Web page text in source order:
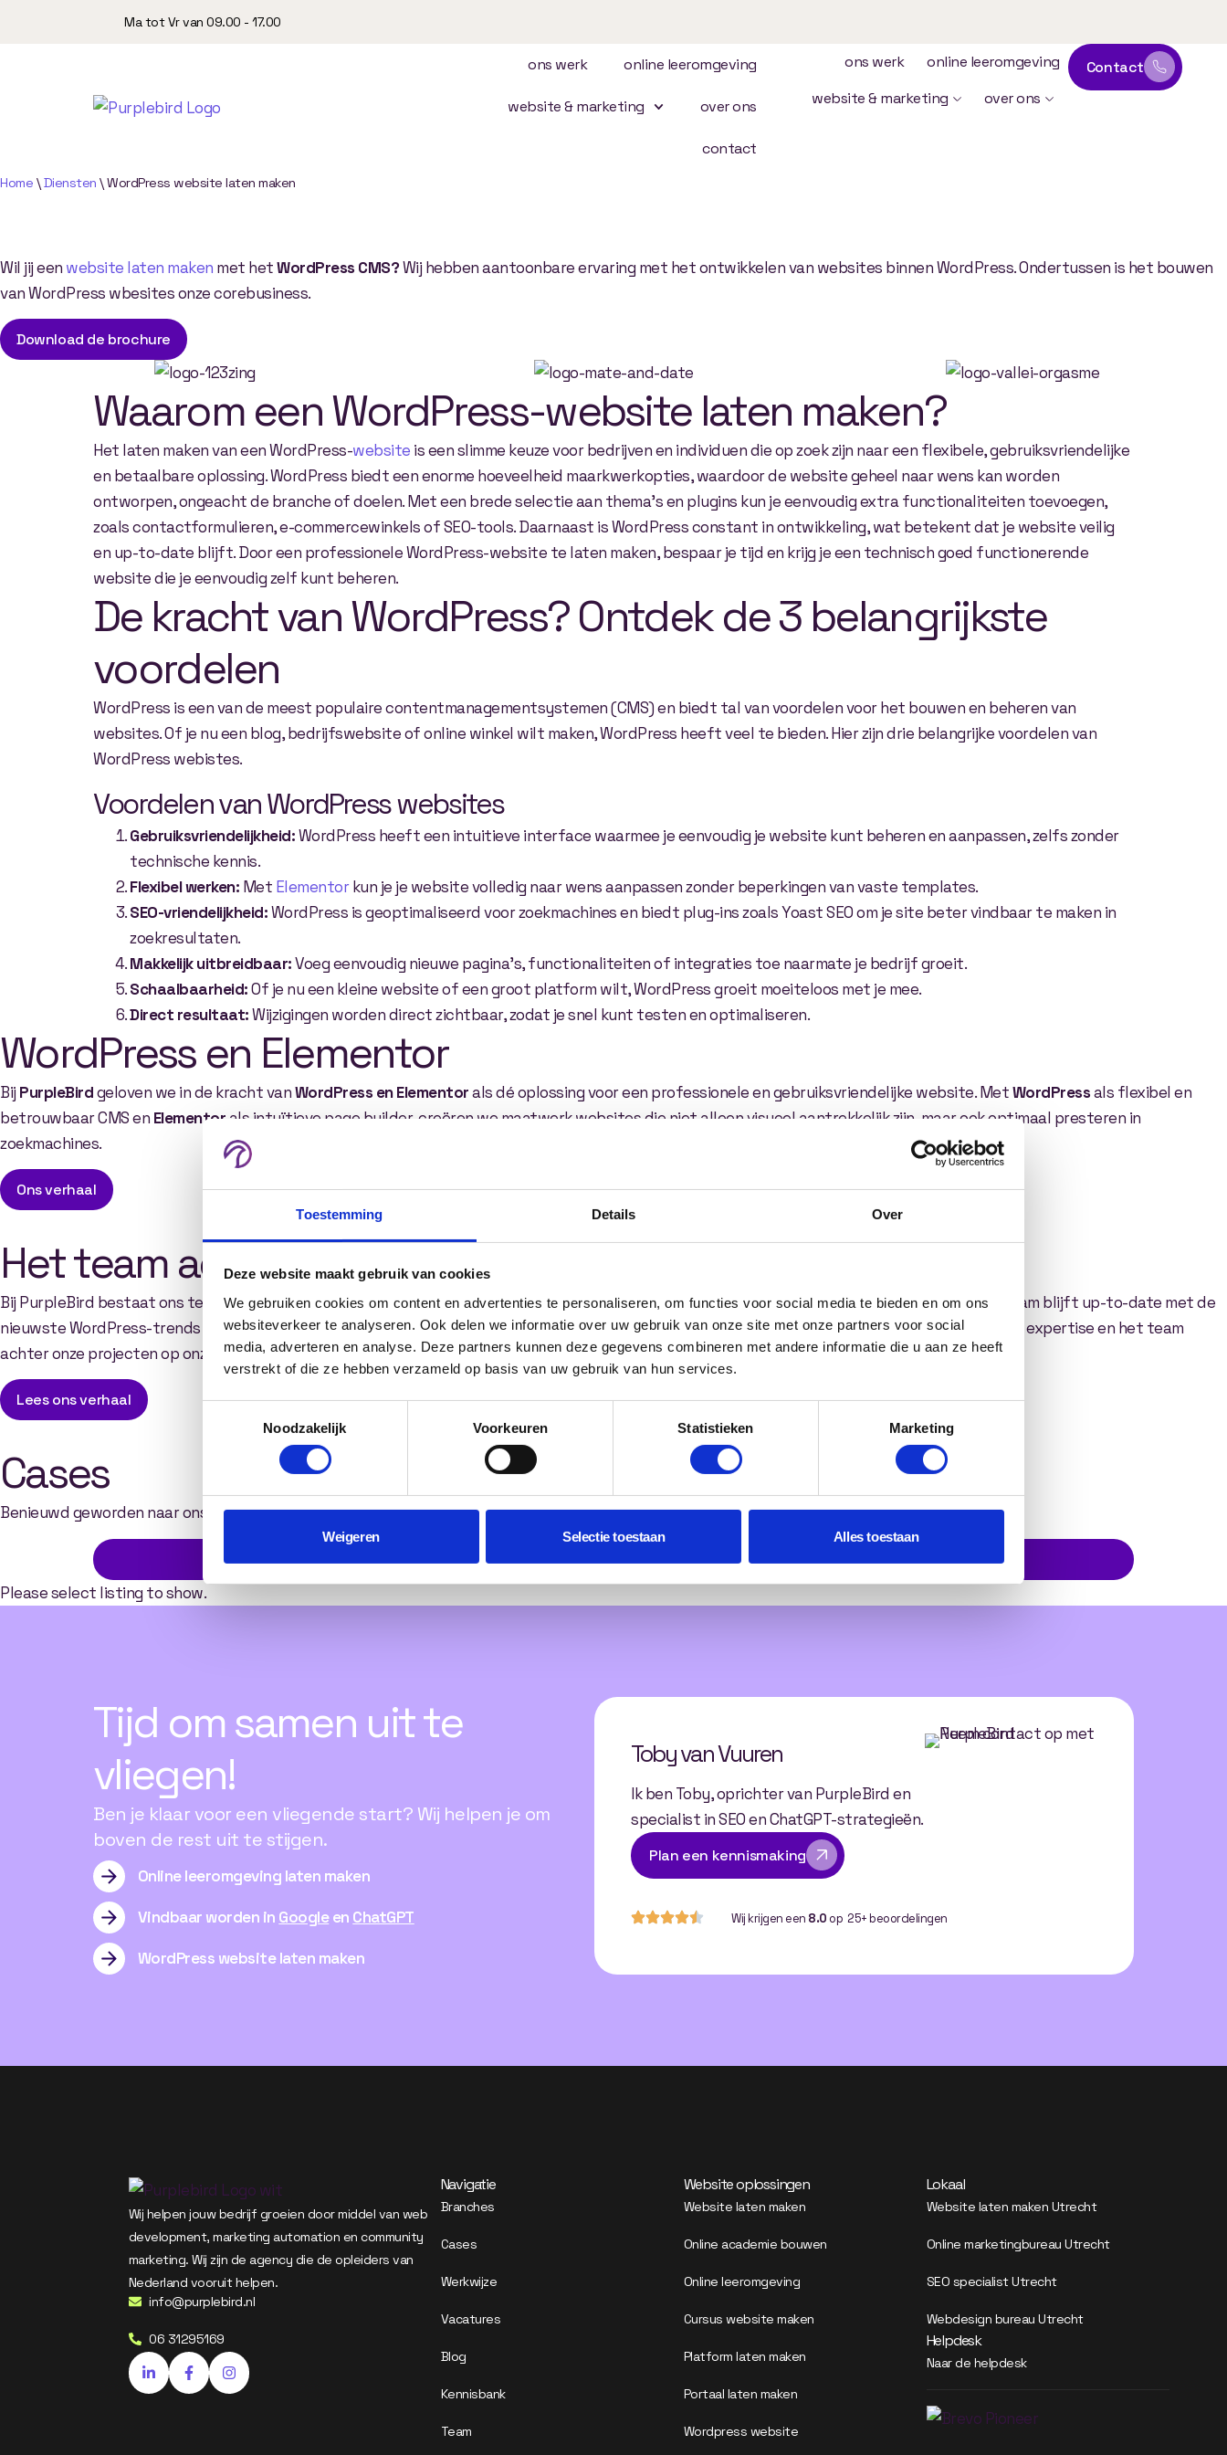
Toestemming Details Over
Deze website maakt gebruik van cookies
We gebruiken cookies om content en advertenties te personaliseren, om functies voor social media te bieden en om ons
websiteverkeer te analyseren. Ook delen we informatie over uw gebruik van onze site met onze partners voor social
media, adverteren en analyse. Deze partners kunnen deze gegevens combineren met andere informatie die u aan ze heeft
verstrekt of die ze hebben verzameld op basis van uw gebruik van hun services.
Noodzakelijk
Voorkeuren Statistieken Marketing
Weigeren Selectie toestaan Alles toestaan
Ma tot Vr van 09.00 - 17.00
ons werk online leeromgeving
website & marketing over ons
contact
ons werk
online leeromgeving
website & marketing
over ons
Contact
Home \Diensten \WordPress website laten maken
Wil jij een website laten maken met hetWordPress CMS?Wij hebben aantoonbare ervaring met het ontwikkelen van websites binnen WordPress. Ondertussen is het bouwen
van WordPress wbesites onze corebusiness.
Download de brochure
Waarom een WordPress-website laten maken?
Het laten maken van een WordPress-website is een slimme keuze voor bedrijven en individuen die op zoek zijn naar een flexibele, gebruiksvriendelijke
en betaalbare oplossing. WordPress biedt een enorme hoeveelheid maarkwerkopties, waardoor de website geheel naar wens kan worden
ontworpen, ongeacht de branche of doelen. Met een brede selectie aan thema’s en plugins kun je eenvoudig extra functionaliteiten toevoegen,
zoals contactformulieren, e-commercewinkels of SEO-tools. Daarnaast is WordPress constant in ontwikkeling, wat betekent dat je website veilig
en up-to-date blijft. Door een professionele WordPress-website te laten maken, bespaar je tijd en krijg je een technisch goed functionerende
website die je eenvoudig zelf kunt beheren.
De kracht van WordPress? Ontdek de 3 belangrijkste
voordelen
WordPress is een van de meest populaire contentmanagementsystemen (CMS) en biedt tal van voordelen voor het bouwen en beheren van
websites. Of je nu een blog, bedrijfswebsite of online winkel wilt maken, WordPress heeft veel te bieden. Hier zijn drie belangrijke voordelen van
WordPress webistes.
Voordelen van WordPress websites
Gebruiksvriendelijkheid:WordPress heeft een intuitieve interface waarmee je eenvoudig je website kunt beheren en aanpassen, zelfs zonder
technische kennis.
Flexibel werken: Met Elementorkun je je website volledig naar wens aanpassen zonder beperkingen van vaste templates.
SEO-vriendelijkheid:WordPress is geoptimaliseerd voor zoekmachines en biedt plug-ins zoals Yoast SEO om je site beter vindbaar te maken in
zoekresultaten.
Makkelijk uitbreidbaar:Voeg eenvoudig nieuwe pagina’s, functionaliteiten of integraties toe naarmate je bedrijf groeit.
Schaalbaarheid:Of je nu een kleine website of een groot platform wilt, WordPress groeit moeiteloos met je mee.
Direct resultaat:Wijzigingen worden direct zichtbaar, zodat je snel kunt testen en optimaliseren.
WordPress en Elementor
Bij PurpleBirdgeloven we in de kracht vanWordPress en Elementorals dé oplossing voor een professionele en gebruiksvriendelijke website. MetWordPressals flexibel en
betrouwbaar CMS en Elementor als intuïtieve page builder, creëren we maatwerk websites die niet alleen visueel aantrekkelijk zijn, maar ook optimaal presteren in
zoekmachines.
Ons verhaal
Het team achter onze WordPress websites!
Bij PurpleBird bestaat ons team uit gepassioneerde specialisten die zich inzetten voor het creeren van unieke en converterende websites. Ons team blijft up-to-date met de
nieuwste WordPress-trends en technologieen om te garanaderen dat jouw website voldoet aan de hoogste standaarden. Ontdek meer over onze expertise en het team
achter onze projecten op onze over ons-pagina. Hier krijg je een kijkje in de mensen die jouw online aanwezigheid tot leven brengt.
Lees ons verhaal
Cases
Benieuwd geworden naar ons werk?
Bekijk alle cases
Please select listing to show.
Tijd omsamen uitte
vliegen!
Ben je klaar voor een vliegende start? Wij helpen je om
boven de rest uit te stijgen.
Online leeromgeving laten maken
Vindbaar worden in Googleen ChatGPT
WordPress website laten maken
Toby van Vuuren
Ik ben Toby, oprichter van PurpleBird en
specialist in SEO en ChatGPT-strategieën.
Plan een kennismaking
Wij krijgen een 8.0 op 25+ beoordelingen
Wij helpen jouw bedrijf groeien door middel van web
development, marketing automation en community
marketing. Wij zijn de agency die de opleiders van
Nederland vooruit helpen.
info@purplebird.nl
06 31295169
Navigatie
Branches
Cases
Werkwijze
Vacatures
Blog
Kennisbank
Team
Website oplossingen
Website laten maken
Online academie bouwen
Online leeromgeving
Cursus website maken
Platform laten maken
Portaal laten maken
Wordpress website
Lokaal
Website laten maken Utrecht
Online marketingbureau Utrecht
SEO specialist Utrecht
Webdesign bureau Utrecht
Helpdesk
Naar de helpdesk